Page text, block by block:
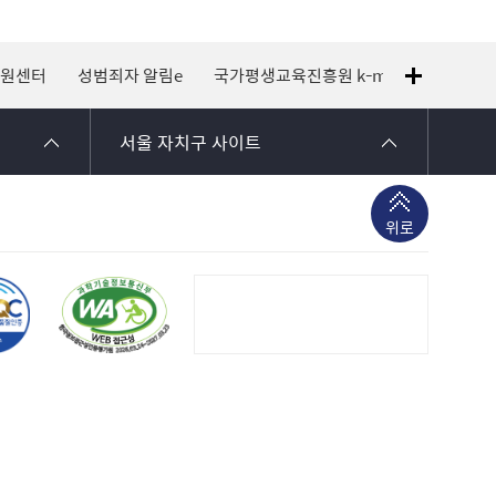
센터 성범죄자 알림e 국가평생교육진흥원 k-mooc
서울 자치구 사이트
위로